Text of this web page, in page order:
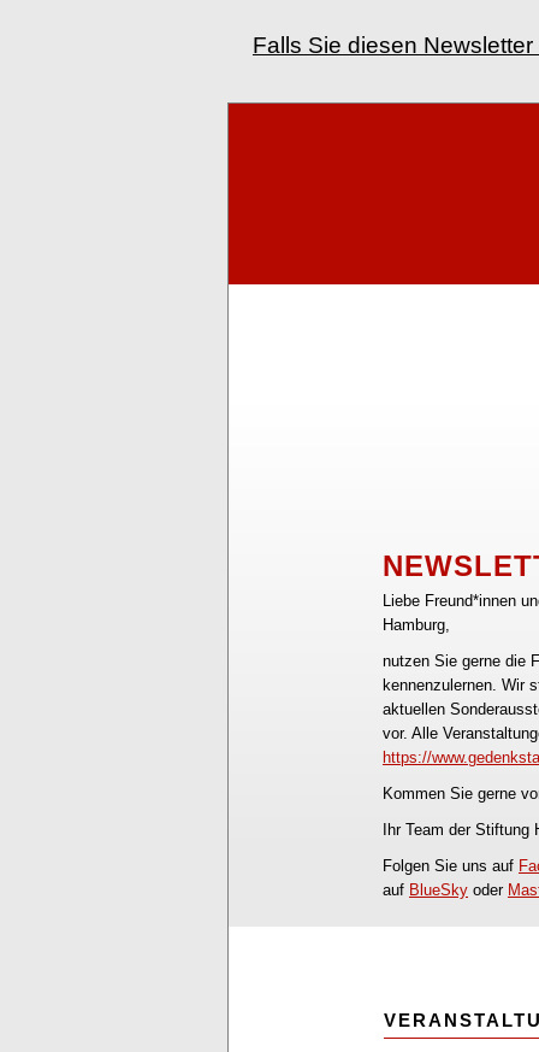
Falls Sie diesen
Liebe Freund*innen
Hamburg,
nutzen Sie gerne die
kennenzulernen. Wir
aktuellen
vor. Alle
https://
Kommen Sie gerne
Ihr Team der
Folgen Sie uns auf
auf BlueSky oder